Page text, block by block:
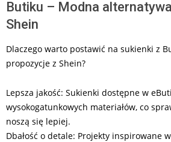
Butiku – Modna
Shein
Dlaczego warto postawić na sukienki z
propozycje z Shein?
Lepsza jakość: Sukienki dostępne w
wysokogatunkowych materiałów, co
noszą się lepiej.
Dbałość o detale: Projekty inspirowane